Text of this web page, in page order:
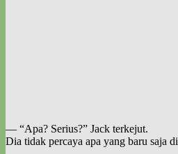
— “Apa? Serius?” Jack terkejut.
Dia tidak percaya apa yang baru saja